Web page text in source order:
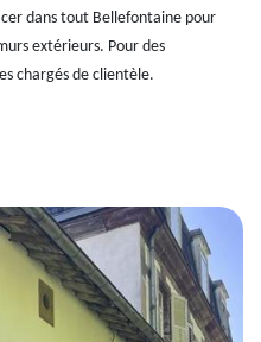
dans tout Bellefontaine pour
extérieurs. Pour des
chargés de clientèle.